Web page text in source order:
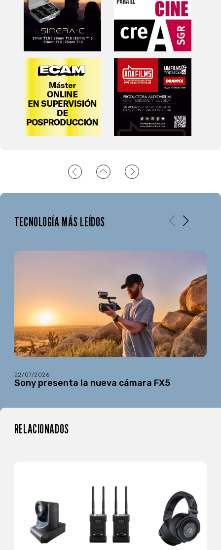
TECNOLOGÍA MÁS LEÍDOS
22/07/2026
Sony presenta la nueva cámara FX5
RELACIONADOS